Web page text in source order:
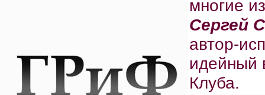
многие
Сергей
автор-
идейный
Клуба.